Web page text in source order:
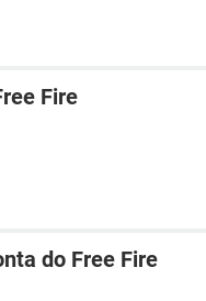
Fire
do Free Fire